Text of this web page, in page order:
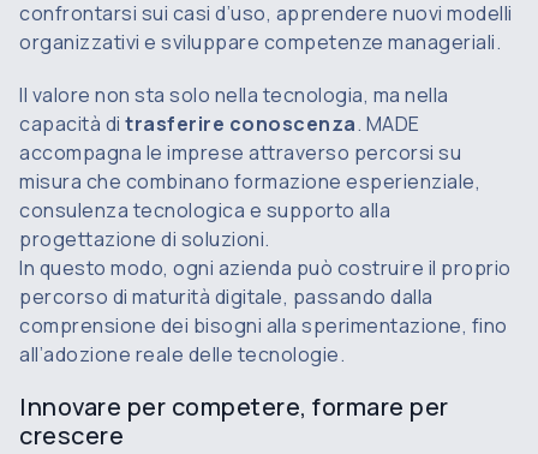
confrontarsi sui casi d’uso, apprendere nuovi modelli
organizzativi e sviluppare competenze manageriali.
Il valore non sta solo nella tecnologia, ma nella
capacità di trasferire conoscenza. MADE
accompagna le imprese attraverso percorsi su
misura che combinano formazione esperienziale,
consulenza tecnologica e supporto alla
progettazione di soluzioni.
In questo modo, ogni azienda può costruire il proprio
percorso di maturità digitale, passando dalla
comprensione dei bisogni alla sperimentazione, fino
all’adozione reale delle tecnologie.
Innovare per competere, formare per
crescere